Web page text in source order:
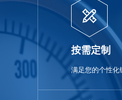
按需定制
满足您的个性化